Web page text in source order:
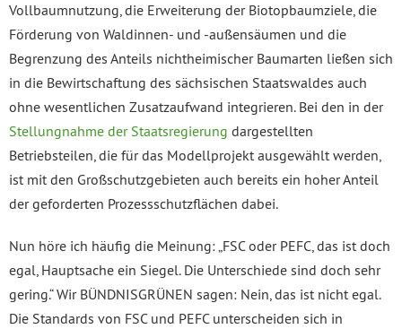
Vollbaumnutzung, die Erweiterung der Biotopbaumziele, die
Förderung von Waldinnen- und -außensäumen und die
Begrenzung des Anteils nichtheimischer Baumarten ließen sich
in die Bewirtschaftung des sächsischen Staatswaldes auch
ohne wesentlichen Zusatzaufwand integrieren. Bei den in der
Stellungnahme der Staatsregierung dargestellten
Betriebsteilen, die für das Modellprojekt ausgewählt werden,
ist mit den Großschutzgebieten auch bereits ein hoher Anteil
der geforderten Prozessschutzflächen dabei.
Nun höre ich häufig die Meinung: „FSC oder PEFC, das ist doch
egal, Hauptsache ein Siegel. Die Unterschiede sind doch sehr
gering.“ Wir BÜNDNISGRÜNEN sagen: Nein, das ist nicht egal.
Die Standards von FSC und PEFC unterscheiden sich in